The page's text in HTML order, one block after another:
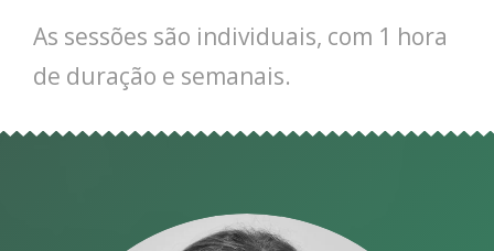
As sessões são individuais, com 1 hora
de duração e semanais.